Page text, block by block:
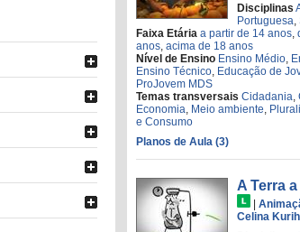
Disciplinas
Portuguesa
Faixa Etária a partir de 14 anos
anos acima de 18 anos
Nível de Ensino Ensino Médio
Ensino Técnico Educação de
ProJovem MDS
Temas transversais Cidadania
Economia Meio ambiente
e Consumo
Planos de Aula (3)
A Terra
|
Celina